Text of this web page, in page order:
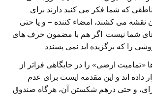
که شما فکر می کنید دارند برای
نقشه می کشند، امضاء کننده – و یا حتی
شما نیست. اگر هم با مضمون حرف های
را که برگزیده اید نمی پسندد.
«تمامیت ارضی» را در جایگاهی فراتر از
داده اند و این مقدمه ایست برای عدم
و حتی درهم شکستن آن، هرگاه صندوق